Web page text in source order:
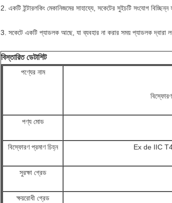
2. একটি ইন্টারলকিং মেকানিজমের সাহায্যে, সকেটের সুইচটি সংযোগ
3. সকেটে একটি প্যাডলক আছে, যা ব্যবহার না করার সময় প্যাডলক দ্বারা
বিস্তারিত ডেটাশিট
পণ্যের নাম
পণ্য মোড
বিস্ফোরণ প্রমাণ চিহ্ন Ex de IIC
সুরক্ষা গ্রেড
ক্ষয়রোধী গ্রেড